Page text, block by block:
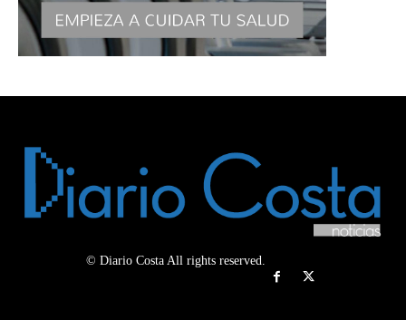
© Diario Costa All rights reserved.